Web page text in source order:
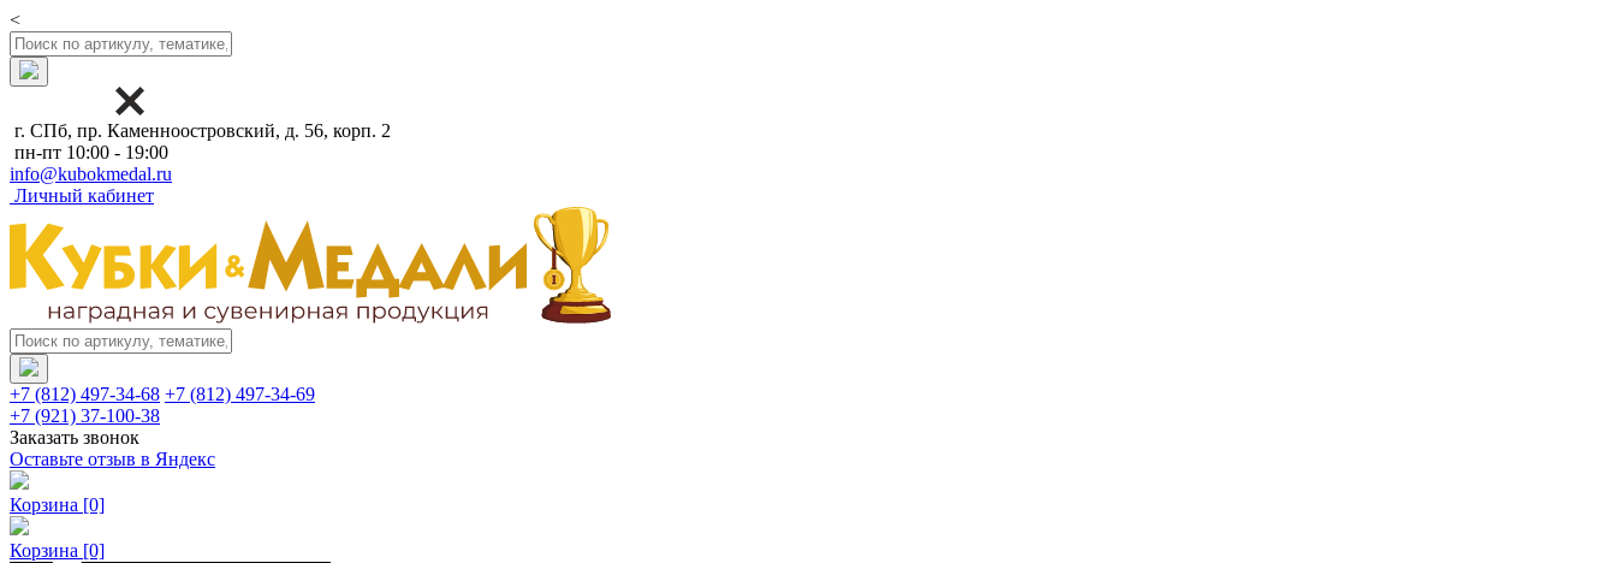
<
г. СПб, пр. Каменноостровский, д. 56, корп. 2
пн-пт 10:00 - 19:00
info@kubokmedal.ru
Личный кабинет
+7 (812) 497-34-68 +7 (812) 497-34-69
+7 (921) 37-100-38
Заказать звонок
Оставьте отзыв в Яндекс
Корзина [0]
Корзина [0]